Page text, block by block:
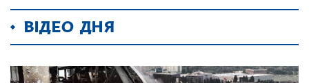
ВІДЕО ДНЯ